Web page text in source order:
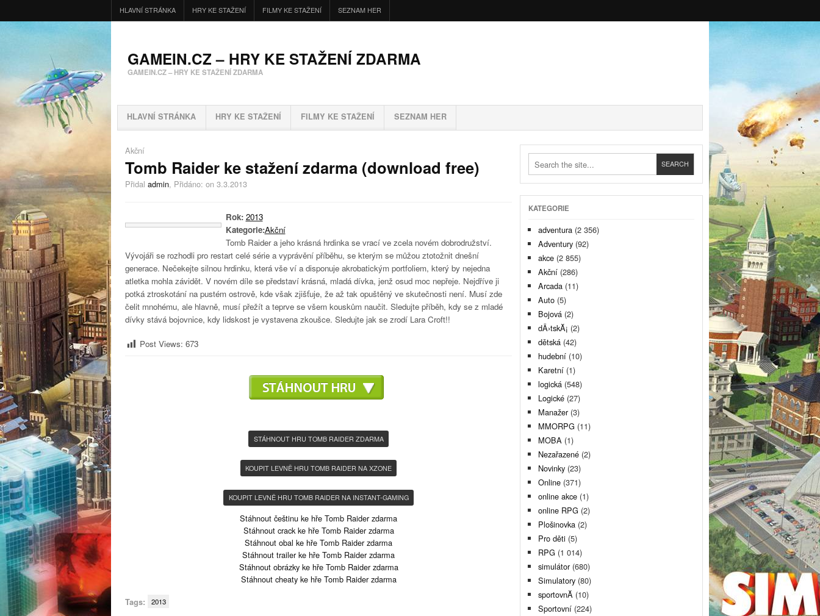
HLAVNÍ STRÁNKA HRY KE STAŽENÍ FILMY KE STAŽENÍ SEZNAM HER
GAMEIN.CZ – HRY KE STAŽENÍ ZDARMA
GAMEIN.CZ – HRY KE STAŽENÍ ZDARMA
HLAVNÍ STRÁNKA HRY KE STAŽENÍ FILMY KE STAŽENÍ SEZNAM HER
Akční
Tomb Raider ke stažení zdarma (download free)
Přidal admin, Přidáno: on 3.3.2013
Rok: 2013
Kategorie:Akční
Tomb Raider a jeho krásná hrdinka se vrací ve zcela novém dobrodružství.
Vývojáři se rozhodli pro restart celé série a vyprávění příběhu, se kterým se můžou ztotožnit dnešní
generace. Nečekejte silnou hrdinku, která vše ví a disponuje akrobatickým portfoliem, který by nejedna
atletka mohla závidět. V novém díle se představí krásná, mladá dívka, jenž osud moc nepřeje. Nejdříve ji
potká ztroskotání na pustém ostrově, kde však zjišťuje, že až tak opuštěný ve skutečnosti není. Musí zde
čelit mnohému, ale hlavně, musí přežít a teprve se všem kouskům naučit. Sledujte příběh, kdy se z mladé
dívky stává bojovnice, kdy lidskost je vystavena zkoušce. Sledujte jak se zrodí Lara Croft!!
Post Views: 673
STÁHNOUT HRU TOMB RAIDER ZDARMA
KOUPIT LEVNĚ HRU TOMB RAIDER NA XZONE
KOUPIT LEVNĚ HRU TOMB RAIDER NA INSTANT-GAMING
Stáhnout češtinu ke hře Tomb Raider zdarma
Stáhnout crack ke hře Tomb Raider zdarma
Stáhnout obal ke hře Tomb Raider zdarma
Stáhnout trailer ke hře Tomb Raider zdarma
Stáhnout obrázky ke hře Tomb Raider zdarma
Stáhnout cheaty ke hře Tomb Raider zdarma
Tags: 2013
KATEGORIE
adventura(2 356)
Adventury(92)
akce(2 855)
Akční(286)
Arcada(11)
Auto(5)
Bojová(2)
dÄ›tskĂ¡ (2)
dětská(42)
hudební(10)
Karetní(1)
logická(548)
Logické(27)
Manažer(3)
MMORPG (11)
MOBA(1)
Nezařazené(2)
Novinky(23)
Online(371)
online akce(1)
online RPG (2)
Plošinovka(2)
Pro děti (5)
RPG (1 014)
simulátor(680)
Simulatory(80)
sportovnĂ­(10)
Sportovní(224)